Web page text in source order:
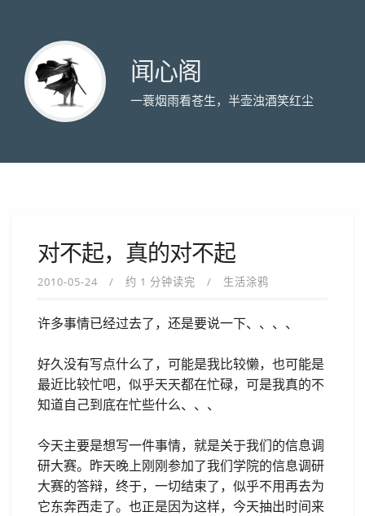
闻心阁
一蓑烟雨看苍生，半壶浊酒笑红尘
对不起，真的对不起
2010-05-24 约 1 分钟读完 生活涂鸦
许多事情已经过去了，还是要说一下、、、、
好久没有写点什么了，可能是我比较懒，也可能是
最近比较忙吧，似乎天天都在忙碌，可是我真的不
知道自己到底在忙些什么、、、
今天主要是想写一件事情，就是关于我们的信息调
研大赛。昨天晚上刚刚参加了我们学院的信息调研
大赛的答辩，终于，一切结束了，似乎不用再去为
它东奔西走了。也正是因为这样，今天抽出时间来